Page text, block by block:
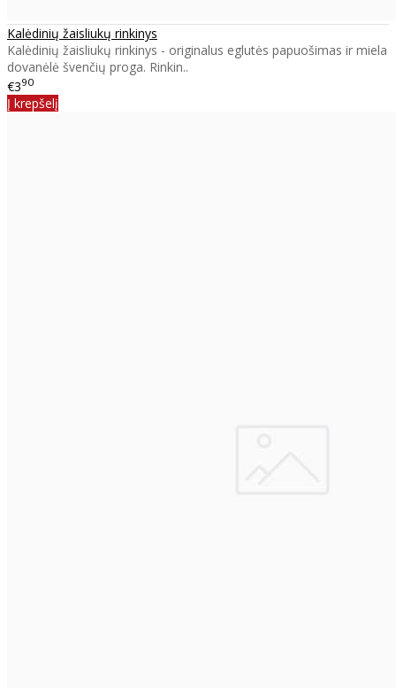
Kalėdinių žaisliukų rinkinys
Kalėdinių žaisliukų rinkinys - originalus eglutės papuošimas ir miela
dovanėlė švenčių proga. Rinkin..
€390
Į krepšelį